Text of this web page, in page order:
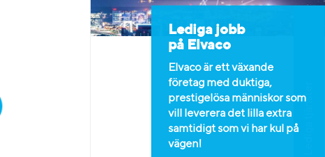
Lediga tjänster
Lediga jobb
på Elvaco
Elvaco är ett växande
företag med duktiga,
prestigelösa människor som
vill leverera det lilla extra
samtidigt som vi har kul på
vägen!